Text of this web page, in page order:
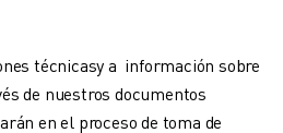
técnicasy a información sobre
de nuestros documentos
en el proceso de toma de